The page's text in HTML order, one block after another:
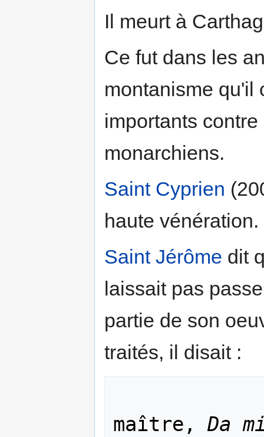
Il meurt à
Ce fut dans les
montanisme qu'il
importants
monarchiens.
Saint Cyprien
haute vénération.
Saint Jérôme dit
laissait pas
partie de son
traités, il disait :
maître, Da